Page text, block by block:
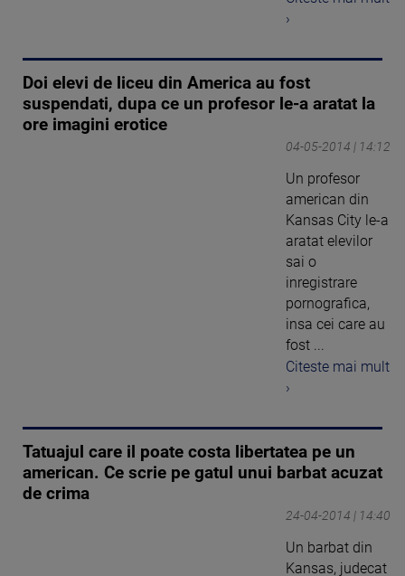
›
Doi elevi de liceu din America au fost
suspendati, dupa ce un profesor le-a aratat la
ore imagini erotice
04-05-2014 | 14:12
Un profesor
american din
Kansas City le-a
aratat elevilor
sai o
inregistrare
pornografica,
insa cei care au
fost ...
Citeste mai mult
›
Tatuajul care il poate costa libertatea pe un
american. Ce scrie pe gatul unui barbat acuzat
de crima
24-04-2014 | 14:40
Un barbat din
Kansas, judecat